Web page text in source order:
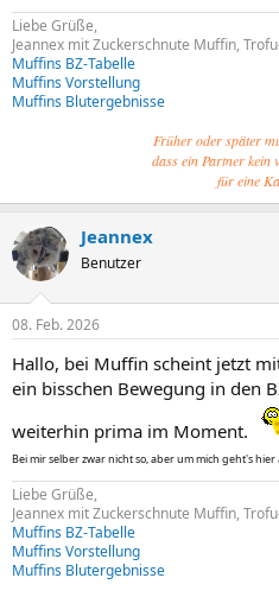
Liebe Grüße,
Jeannex mit Zuckerschnute Muffin,
Muffins BZ-Tabelle
Muffins Vorstellung
Muffins Blutergebnisse
Früher oder später
dass ein Partner kein
für eine
Jeannex
Benutzer
08. Feb. 2026
Hallo, bei Muffin scheint jetzt
ein bisschen Bewegung in den
weiterhin prima im Moment.
Bei mir selber zwar nicht so, aber um mich geht's hier
Liebe Grüße,
Jeannex mit Zuckerschnute Muffin,
Muffins BZ-Tabelle
Muffins Vorstellung
Muffins Blutergebnisse